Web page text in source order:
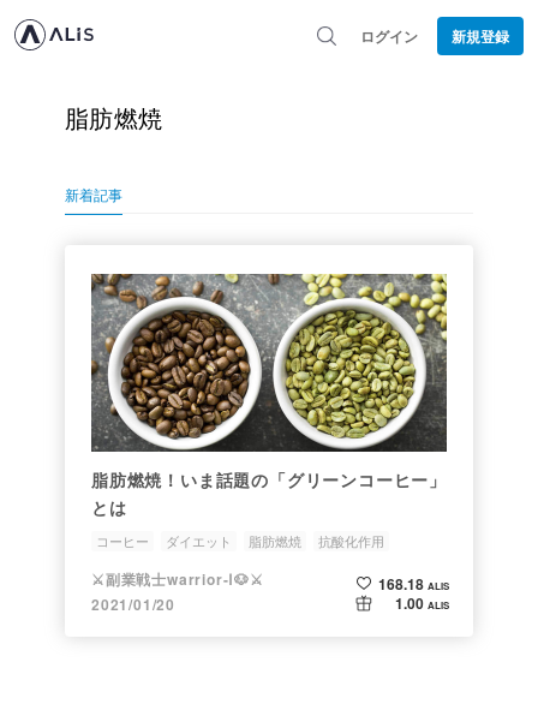
ログイン 新規登録
脂肪燃焼
新着記事
脂肪燃焼！いま話題の「グリーンコーヒー」
とは
コーヒー ダイエット 脂肪燃焼
抗酸化作用
クロロゲン酸
⚔副業戦士warrior-Ⅰ🐶⚔
2021/01/20
168.18 ALIS
1.00 ALIS